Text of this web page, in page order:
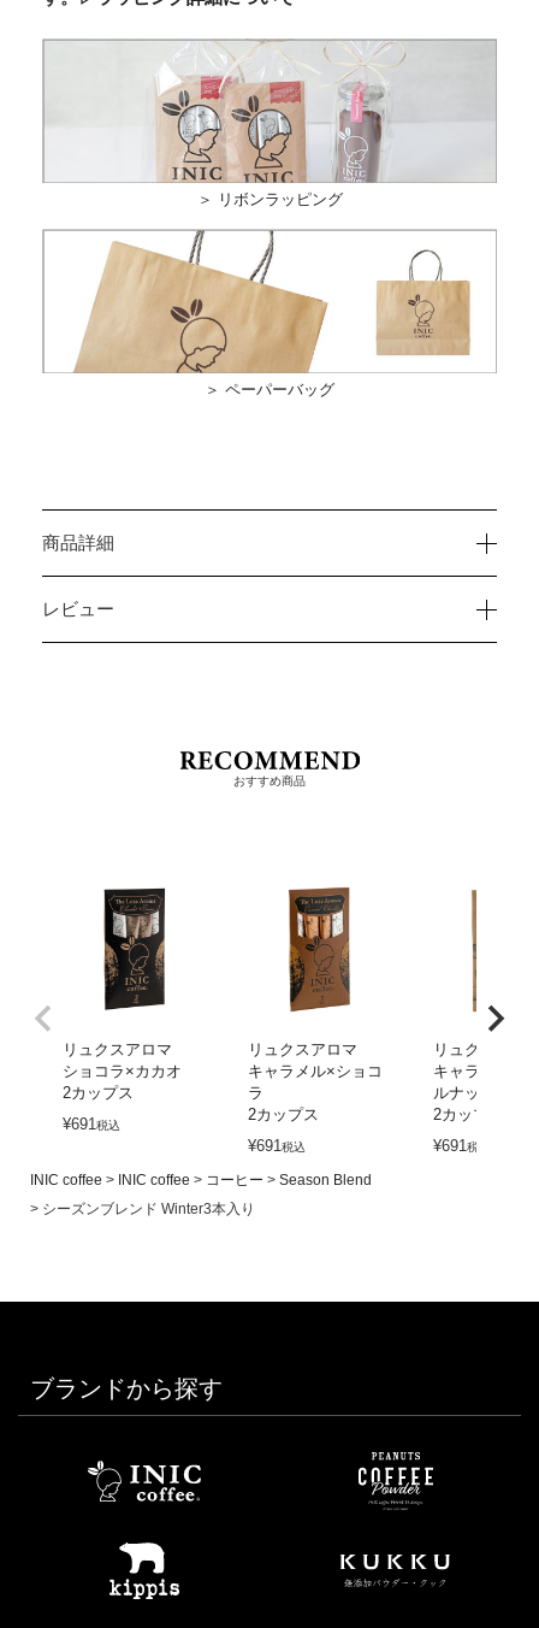
＞ リボンラッピング
＞ ペーパーバッグ
商品詳細
レビュー
おすすめ商品
リュクスアロマ
ショコラ×カカオ
2カップス
¥691税込
リュクスアロマ
キャラメル×ショコ
ラ
2カップス
¥691税込
リュクスアロ
キャラメル ヘ
ルナッツ
2カップス
¥691税込
INIC coffee INIC coffee コーヒー
Season Blend
シーズンブレンド Winter3本入り
ブランドから探す